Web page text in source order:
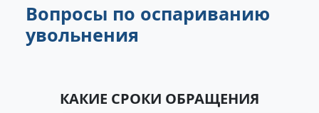
Вопросы по оспариванию
увольнения
КАКИЕ СРОКИ ОБРАЩЕНИЯ